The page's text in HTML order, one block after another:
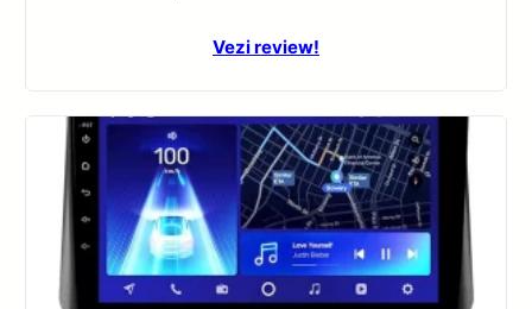
Vezi review!